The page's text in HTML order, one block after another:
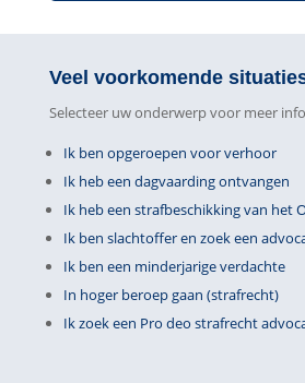
Veel voorkomende
Selecteer uw onderwerp voor meer
Ik ben opgeroepen voor verhoor
Ik heb een dagvaarding ontvangen
Ik heb een strafbeschikking van het
Ik ben slachtoffer en zoek een
Ik ben een minderjarige verdachte
In hoger beroep gaan (strafrecht)
Ik zoek een Pro deo strafrecht